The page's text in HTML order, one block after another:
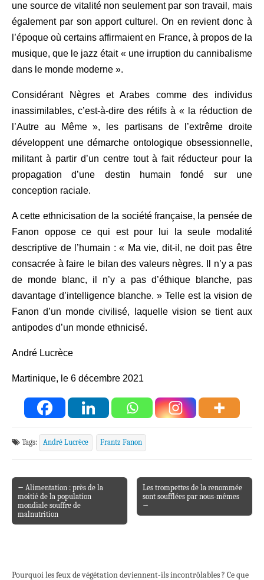
une source de vitalité non seulement par son travail, mais
également par son apport culturel. On en revient donc à
l’époque où certains affirmaient en France, à propos de la
musique, que le jazz était « une irruption du cannibalisme
dans le monde moderne ».
Considérant Nègres et Arabes comme des individus
inassimilables, c’est-à-dire des rétifs à « la réduction de
l’Autre au Même », les partisans de l’extrême droite
développent une démarche ontologique obsessionnelle,
militant à partir d’un centre tout à fait réducteur pour la
propagation d’une destin humain fondé sur une
conception raciale.
A cette ethnicisation de la société française, la pensée de
Fanon oppose ce qui est pour lui la seule modalité
descriptive de l’humain : « Ma vie, dit-il, ne doit pas être
consacrée à faire le bilan des valeurs nègres. Il n’y a pas
de monde blanc, il n’y a pas d’éthique blanche, pas
davantage d’intelligence blanche. » Telle est la vision de
Fanon d’un monde civilisé, laquelle vision se tient aux
antipodes d’un monde ethnicisé.
André Lucrèce
Martinique, le 6 décembre 2021
Tags: André Lucrèce Frantz Fanon
Post navigation
← Alimentation : près de la
moitié de la population
mondiale souffre de
malnutrition
Les trompettes de la renommée
sont soufflées par nous-mêmes
→
Pourquoi les feux de végétation deviennent-ils incontrôlables ? Ce que